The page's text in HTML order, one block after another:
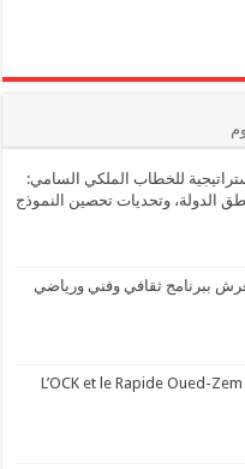
للخطاب الملكي السامي:
الدولة، وتحديات تحصين النموذج
ببرنامج ثقافي وفني ورياضي
L’OCK et le Rapide Oued-